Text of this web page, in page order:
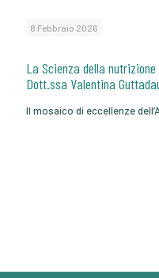
8 Febbraio 2026
La Scienza della
Dott.ssa Valentina
Il mosaico di eccellenze